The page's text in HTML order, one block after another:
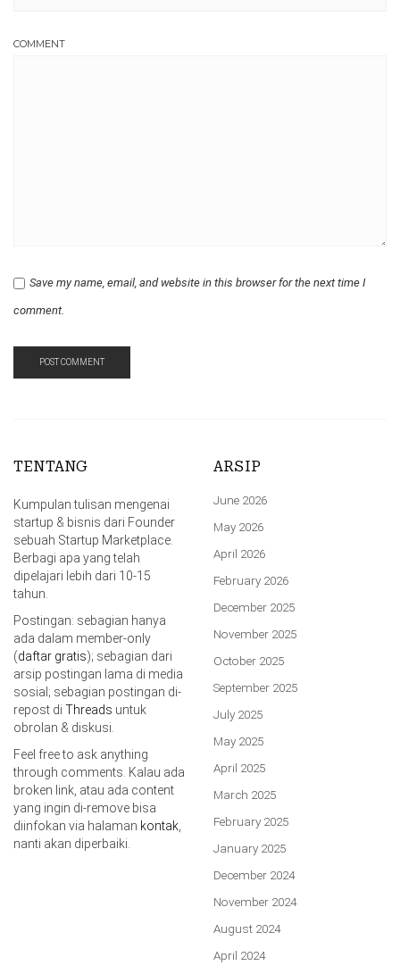
COMMENT
Save my name, email, and website in this browser for the next time I
comment.
TENTANG
Kumpulan tulisan mengenai
startup & bisnis dari Founder
sebuah Startup Marketplace.
Berbagi apa yang telah
dipelajari lebih dari 10-15
tahun.
Postingan: sebagian hanya
ada dalam member-only
(daftar gratis); sebagian dari
arsip postingan lama di media
sosial; sebagian postingan di-
repost di Threads untuk
obrolan & diskusi.
Feel free to ask anything
through comments. Kalau ada
broken link, atau ada content
yang ingin di-remove bisa
diinfokan via halaman kontak
nanti akan diperbaiki.
ARSIP
June 2026
May 2026
April 2026
February 2026
December 2025
November 2025
October 2025
September 2025
July 2025
May 2025
April 2025
March 2025
February 2025
January 2025
December 2024
November 2024
August 2024
April 2024